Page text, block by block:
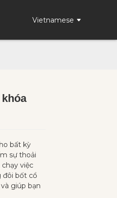
Vietnamese
bất kỳ
sự thoải
việc
đôi bốt cổ
giúp bạn